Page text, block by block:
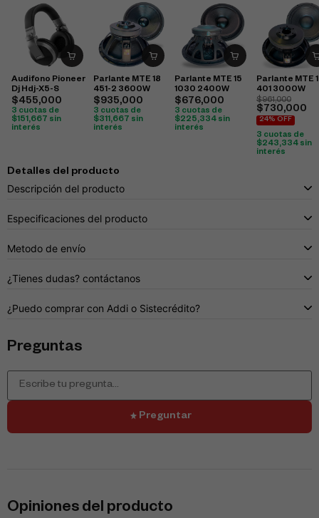
Audifono Pioneer
Dj Hdj-X5-S
$455,000
3 cuotas de
$151,667 sin
interés
Parlante MTE 18
451-2 3600W
$935,000
3 cuotas de
$311,667 sin
interés
Parlante MTE 15
1030 2400W
$676,000
3 cuotas de
$225,334 sin
interés
Parlante MTE
401 3000W
$961,000
$ 730,000
24% OFF
3 cuotas de
$243,334sin
interés
Detalles del producto
Descripción del producto
Especificaciones del producto
Metodo de envío
¿Tienes dudas? contáctanos
¿Puedo comprar con Addi o Sistecrédito?
Preguntas
Preguntar
Opiniones del producto